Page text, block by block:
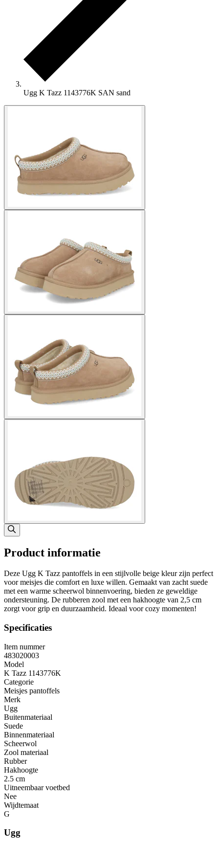
Ugg K Tazz 1143776K SAN sand
Product informatie
Deze Ugg K Tazz pantoffels in een stijlvolle beige kleur zijn perfect
voor meisjes die comfort en luxe willen. Gemaakt van zacht suede
met een warme scheerwol binnenvoering, bieden ze geweldige
ondersteuning. De rubberen zool met een hakhoogte van 2,5 cm
zorgt voor grip en duurzaamheid. Ideaal voor cozy momenten!
Specificaties
Item nummer
483020003
Model
K Tazz 1143776K
Categorie
Meisjes pantoffels
Merk
Ugg
Buitenmateriaal
Suede
Binnenmateriaal
Scheerwol
Zool materiaal
Rubber
Hakhoogte
2.5 cm
Uitneembaar voetbed
Nee
Wijdtemaat
G
Ugg